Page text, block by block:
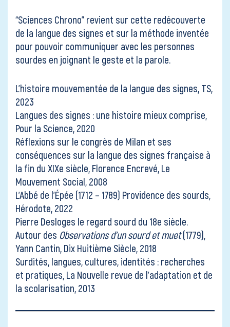
“Sciences Chrono” revient sur cette redécouverte
de la langue des signes et sur la méthode inventée
pour pouvoir communiquer avec les personnes
sourdes en joignant le geste et la parole.
L’histoire mouvementée de la langue des signes, TS,
2023
Langues des signes : une histoire mieux comprise,
Pour la Science, 2020
Réflexions sur le congrès de Milan et ses
conséquences sur la langue des signes française à
la fin du XIXe siècle, Florence Encrevé, Le
Mouvement Social, 2008
L’Abbé de l’Épée (1712 – 1789) Providence des sourds,
Hérodote, 2022
Pierre Desloges le regard sourd du 18e siècle.
Autour des Observations d’un sourd et muet(1779),
Yann Cantin, Dix Huitième Siècle, 2018
Surdités, langues, cultures, identités : recherches
et pratiques, La Nouvelle revue de l’adaptation et de
la scolarisation, 2013